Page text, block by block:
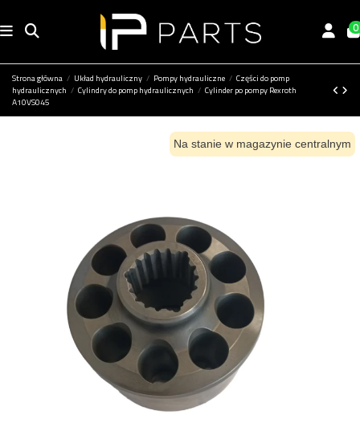
0
Strona główna Układ hydrauliczny Pompy hydrauliczne
Części do pomp
hydraulicznych
Cylindry do pomp hydraulicznych
Cylinder po pompy Rexroth
A10VS045
Na stanie w magazynie centralnym